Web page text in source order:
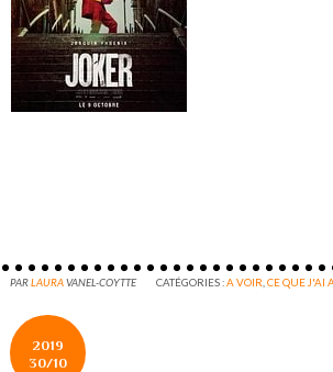
PARLAURAVANEL-COYTTE CATÉGORIES :A VOIR ,CE QUE J'AI
2019
30/10